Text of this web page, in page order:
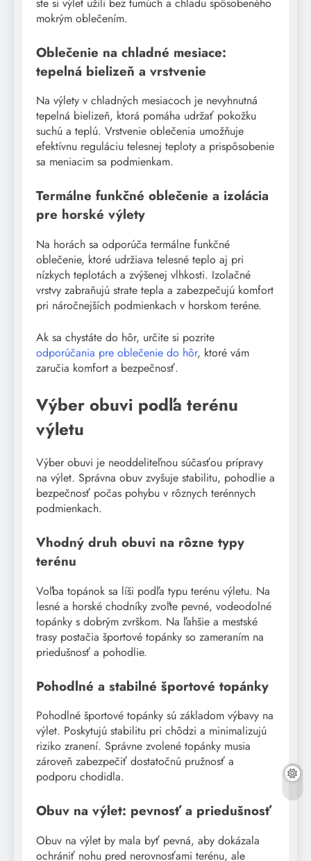
mokrým oblečením.
Oblečenie na chladné mesiace:
tepelná bielizeň a vrstvenie
Na výlety v chladných mesiacoch je nevyhnutná
tepelná bielizeň, ktorá pomáha udržať pokožku
suchú a teplú. Vrstvenie oblečenia umožňuje
efektívnu reguláciu telesnej teploty a prispôsobenie
sa meniacim sa podmienkam.
Termálne funkčné oblečenie a izolácia
pre horské výlety
Na horách sa odporúča termálne funkčné
oblečenie, ktoré udržiava telesné teplo aj pri
nízkych teplotách a zvýšenej vlhkosti. Izolačné
vrstvy zabraňujú strate tepla a zabezpečujú komfort
pri náročnejších podmienkach v horskom teréne.
Ak sa chystáte do hôr, určite si pozrite
odporúčania pre oblečenie do hôr, ktoré vám
zaručia komfort a bezpečnosť.
Výber obuvi podľa terénu
výletu
Výber obuvi je neoddeliteľnou súčasťou prípravy
na výlet. Správna obuv zvyšuje stabilitu, pohodlie a
bezpečnosť počas pohybu v rôznych terénnych
podmienkach.
Vhodný druh obuvi na rôzne typy
terénu
Voľba topánok sa líši podľa typu terénu výletu. Na
lesné a horské chodníky zvoľte pevné, vodeodolné
topánky s dobrým zvrškom. Na ľahšie a mestské
trasy postačia športové topánky so zameraním na
priedušnosť a pohodlie.
Pohodlné a stabilné športové topánky
Pohodlné športové topánky sú základom výbavy na
výlet. Poskytujú stabilitu pri chôdzi a minimalizujú
riziko zranení. Správne zvolené topánky musia
zároveň zabezpečiť dostatočnú pružnosť a
podporu chodidla.
Obuv na výlet: pevnosť a priedušnosť
Obuv na výlet by mala byť pevná, aby dokázala
ochrániť nohu pred nerovnosťami terénu, ale